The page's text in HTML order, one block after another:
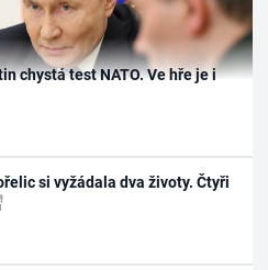
chystá test NATO. Ve hře je i
si vyžádala dva životy. Čtyři